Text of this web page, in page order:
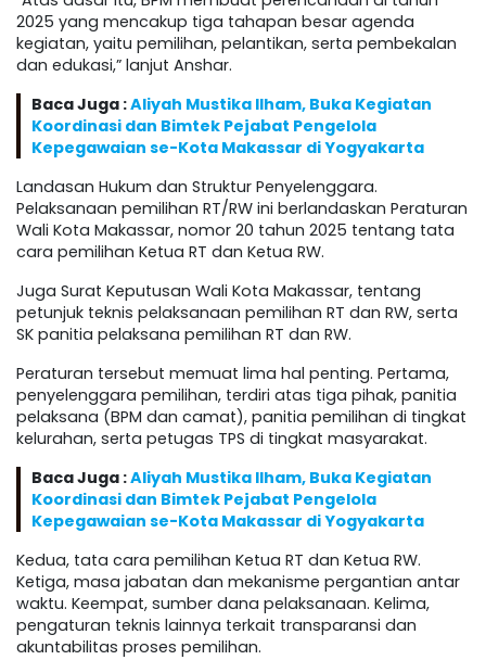
2025 yang mencakup tiga tahapan besar agenda
kegiatan, yaitu pemilihan, pelantikan, serta pembekalan
dan edukasi,” lanjut Anshar.
Baca Juga :Aliyah Mustika Ilham, Buka Kegiatan
Koordinasi dan Bimtek Pejabat Pengelola
Kepegawaian se-Kota Makassar di Yogyakarta
Landasan Hukum dan Struktur Penyelenggara.
Pelaksanaan pemilihan RT/RW ini berlandaskan Peraturan
Wali Kota Makassar, nomor 20 tahun 2025 tentang tata
cara pemilihan Ketua RT dan Ketua RW.
Juga Surat Keputusan Wali Kota Makassar, tentang
petunjuk teknis pelaksanaan pemilihan RT dan RW, serta
SK panitia pelaksana pemilihan RT dan RW.
Peraturan tersebut memuat lima hal penting. Pertama,
penyelenggara pemilihan, terdiri atas tiga pihak, panitia
pelaksana (BPM dan camat), panitia pemilihan di tingkat
kelurahan, serta petugas TPS di tingkat masyarakat.
Baca Juga :Aliyah Mustika Ilham, Buka Kegiatan
Koordinasi dan Bimtek Pejabat Pengelola
Kepegawaian se-Kota Makassar di Yogyakarta
Kedua, tata cara pemilihan Ketua RT dan Ketua RW.
Ketiga, masa jabatan dan mekanisme pergantian antar
waktu. Keempat, sumber dana pelaksanaan. Kelima,
pengaturan teknis lainnya terkait transparansi dan
akuntabilitas proses pemilihan.